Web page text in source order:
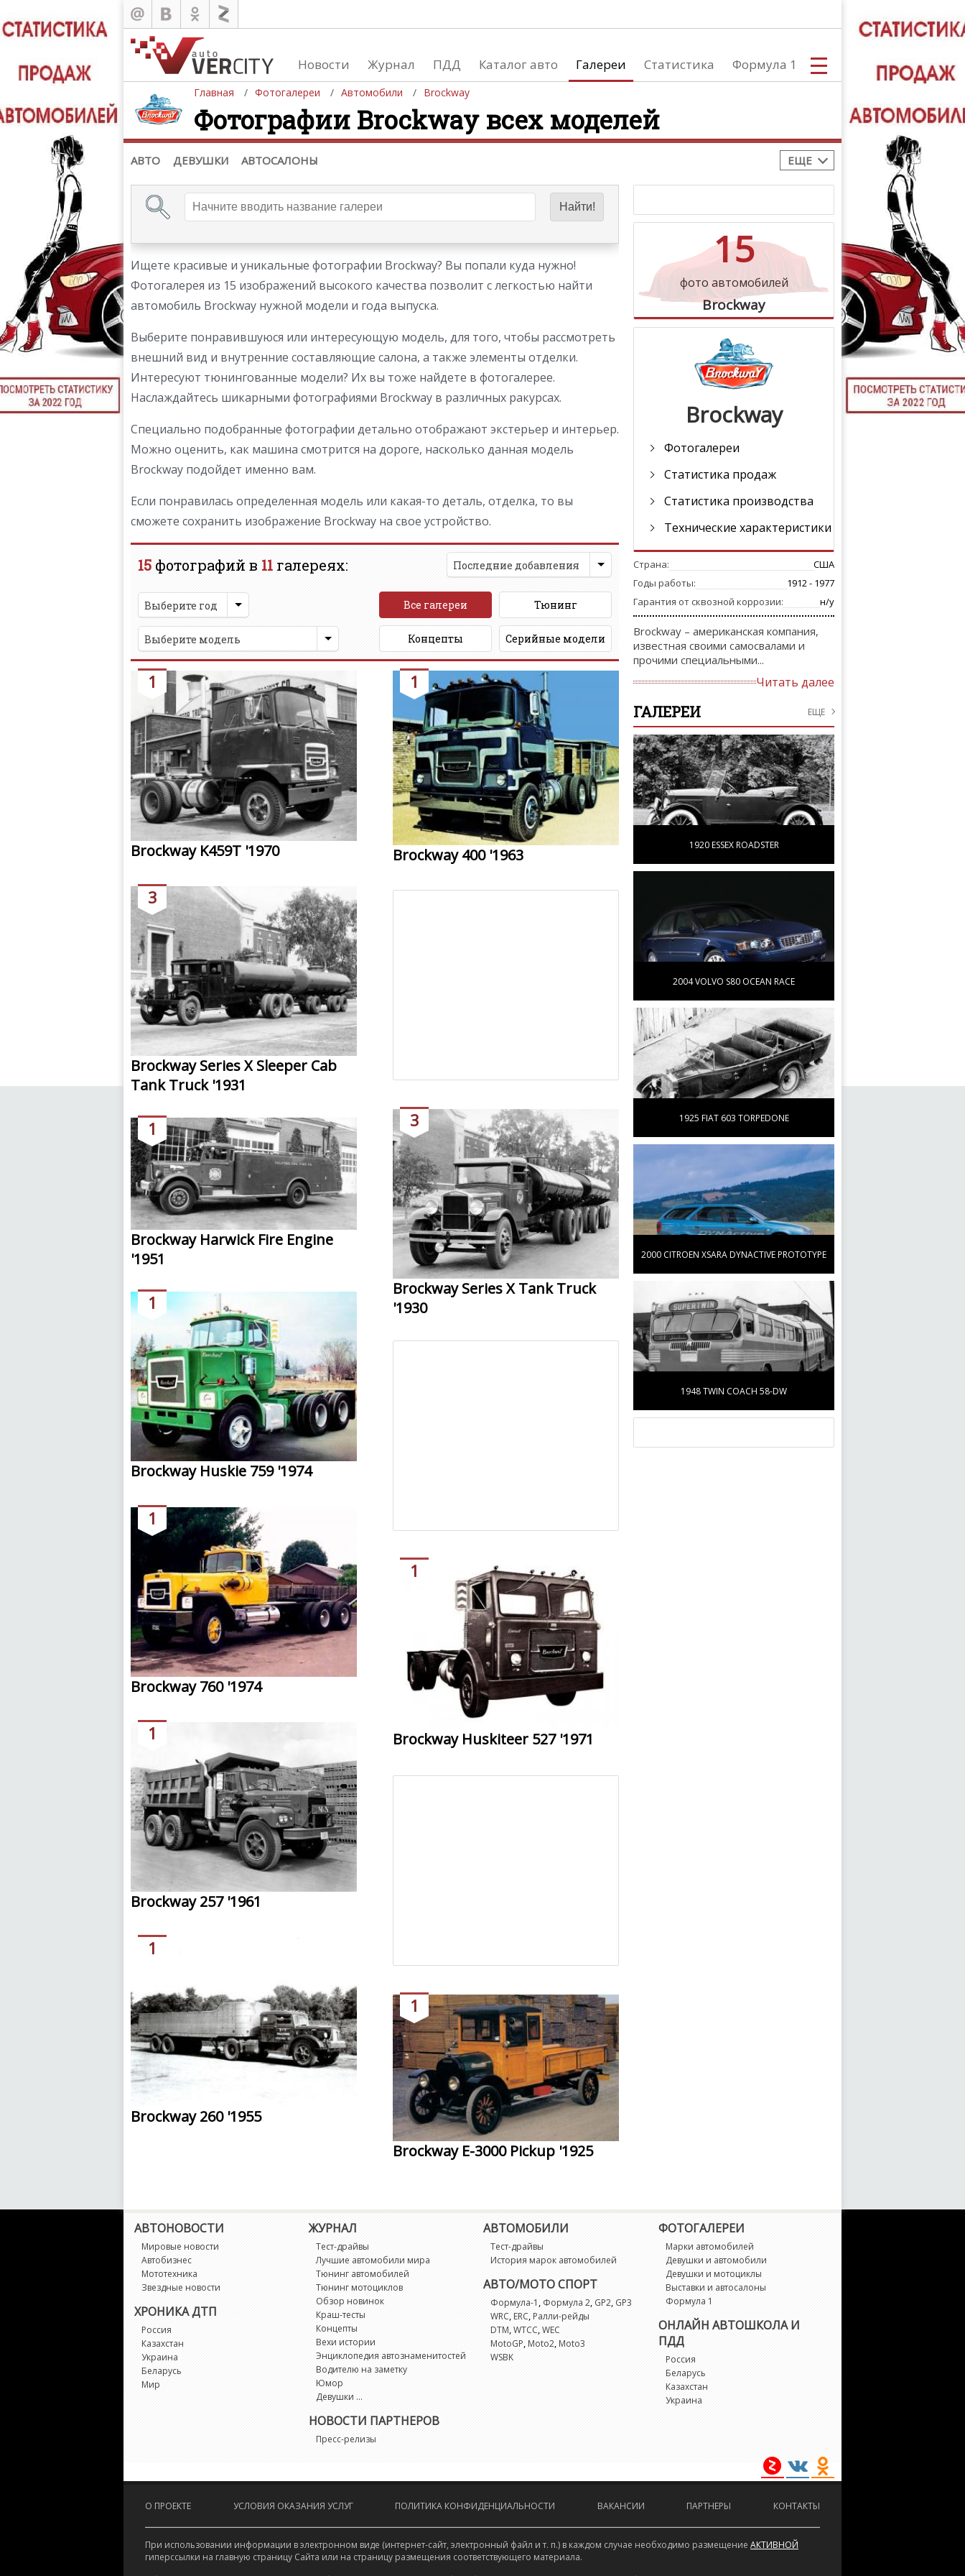
Новости Журнал ПДД Каталог авто Галереи Статистика Формула 1
ТЮНИНГ
ТЮНИНГ
Главная Фотогалереи Автомобили Brockway
Фотографии Brockway всех моделей
АВТО ДЕВУШКИ АВТОСАЛОНЫ ЕЩЕ
Автомобили
Последние добавления
Список марок
(+1102)
Девушки
Девушки и автомобили
Девушки и мото
Автосалоны
Список мировых автосалонов
Ищете красивые и уникальные фотографии Brockway? Вы попали куда нужно!
Фотогалерея из 15 изображений высокого качества позволит с легкостью найти
автомобиль Brockway нужной модели и года выпуска.
Выберите понравившуюся или интересующую модель, для того, чтобы рассмотреть
внешний вид и внутренние составляющие салона, а также элементы отделки.
Интересуют тюнингованные модели? Их вы тоже найдете в фотогалерее.
Наслаждайтесь шикарными фотографиями Brockway в различных ракурсах.
Специально подобранные фотографии детально отображают экстерьер и интерьер.
Можно оценить, как машина смотрится на дороге, насколько данная модель
Brockway подойдет именно вам.
Если понравилась определенная модель или какая-то деталь, отделка, то вы
сможете сохранить изображение Brockway на свое устройство.
15 фотографий в 11 галереях: Последние добавления
Выберите год Все галереи Тюнинг
Выберите модель Концепты Серийные модели
Brockway K459T '1970
1
Brockway 400 '1963
1
Brockway Series X Sleeper Cab
Tank Truck '1931
3
Brockway Series X Tank Truck
'1930
3
Brockway Harwick Fire Engine
'1951
1
Brockway Huskie 759 '1974
1
Brockway 760 '1974
1
Brockway Huskiteer 527 '1971
1
Brockway 257 '1961
1
Brockway 260 '1955
1
Brockway E-3000 Pickup '1925
1
15
фото автомобилей
Brockway
Brockway
Фотогалереи
Статистика продаж
Статистика производства
Технические характеристики
Страна:
США
Годы работы:
1912 - 1977
Гарантия от сквозной коррозии:
н/у
Brockway – американская компания,
известная своими самосвалами и
прочими специальными...
Читать далее
ГАЛЕРЕИ ЕЩЕ
1920 ESSEX ROADSTER
2004 VOLVO S80 OCEAN RACE
1925 FIAT 603 TORPEDONE
2000 CITROEN XSARA DYNACTIVE PROTOTYPE
1948 TWIN COACH 58-DW
АВТОНОВОСТИ
Мировые новости
Автобизнес
Мототехника
Звездные новости
ХРОНИКА ДТП
Россия
Казахстан
Украина
Беларусь
Мир
ЖУРНАЛ
Тест-драйвы
Лучшие автомобили мира
Тюнинг автомобилей
Тюнинг мотоциклов
Обзор новинок
Краш-тесты
Концепты
Вехи истории
Энциклопедия автознаменитостей
Водителю на заметку
Юмор
Девушки ...
НОВОСТИ ПАРТНЕРОВ
Пресс-релизы
АВТОМОБИЛИ
Тест-драйвы
История марок автомобилей
АВТО/МОТО СПОРТ
Формула-1 , Формула 2, GP2, GP3
WRC,ERC,Ралли-рейды
DTM,WTCC,WEC
MotoGP,Moto2,Moto3
WSBK
ФОТОГАЛЕРЕИ
Марки автомобилей
Девушки и автомобили
Девушки и мотоциклы
Выставки и автосалоны
Формула 1
ОНЛАЙН АВТОШКОЛА И
ПДД
Россия
Беларусь
Казахстан
Украина
О ПРОЕКТЕ УСЛОВИЯ ОКАЗАНИЯ УСЛУГ ПОЛИТИКА КОНФИДЕНЦИАЛЬНОСТИ ВАКАНСИИ ПАРТНЕРЫ КОНТАКТЫ
При использовании информации в электронном виде (интернет-сайт, электронный файл и т. п.) в каждом случае необходимо размещение АКТИВНОЙ
гиперссылки на главную страницу Сайта или на страницу размещения соответствующего материала.